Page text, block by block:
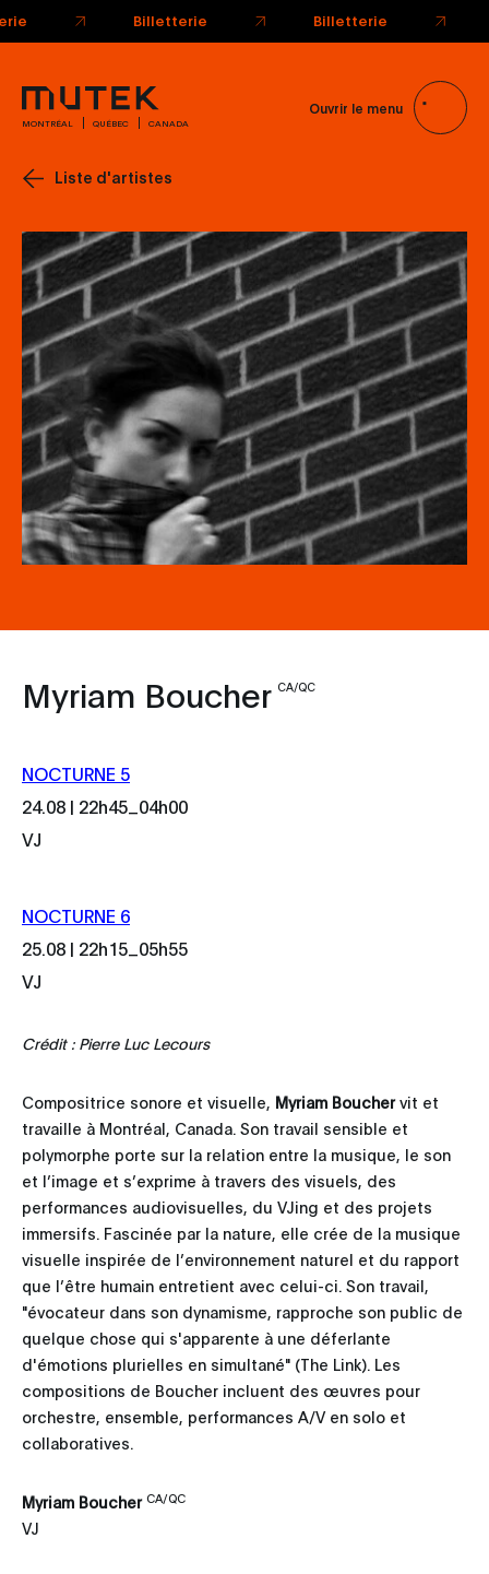
MONTRÉAL QUÉBEC CANADA
Ouvrir le menu
Liste d'artistes
Myriam Boucher CA/QC
NOCTURNE 5
24.08 | 22h45 04h00
VJ
NOCTURNE 6
25.08 | 22h15 05h55
VJ
Crédit : Pierre Luc Lecours
Compositrice sonore et visuelle, Myriam Bouchervit et
travaille à Montréal, Canada. Son travail sensible et
polymorphe porte sur la relation entre la musique, le son
et l’image et s’exprime à travers des visuels, des
performances audiovisuelles, du VJing et des projets
immersifs. Fascinée par la nature, elle crée de la musique
visuelle inspirée de l’environnement naturel et du rapport
que l’être humain entretient avec celui-ci. Son travail,
"évocateur dans son dynamisme, rapproche son public de
quelque chose qui s'apparente à une déferlante
d'émotions plurielles en simultané" (The Link). Les
compositions de Boucher incluent des œuvres pour
orchestre, ensemble, performances A/V en solo et
collaboratives.
Myriam Boucher CA/QC
VJ